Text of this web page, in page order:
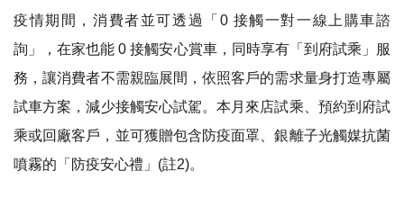
疫情期間 ，消費者並可透過 「 0 接觸一對一線上購車諮
詢 」 ，在家也能0接觸安心賞車， 同時享有「 到府試乘 」
服
務 ，讓消費者不需親臨展間 ，依照客戶的需求量身打造專屬
試車方案 ，減少接觸安心試駕。本月來店試乘
預約到府試
乘或回廠客戶 ， 並可獲贈包含防疫面罩 、銀離子光觸媒抗菌
噴霧的 「 防疫安心禮 」 (註2)。